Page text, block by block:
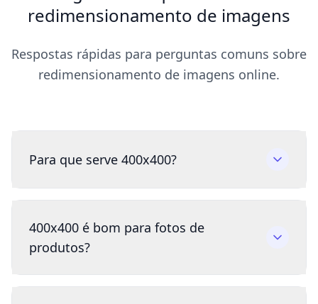
redimensionamento de imagens
Respostas rápidas para perguntas comuns sobre
redimensionamento de imagens online.
Para que serve 400x400?
400x400 é bom para fotos de
produtos?